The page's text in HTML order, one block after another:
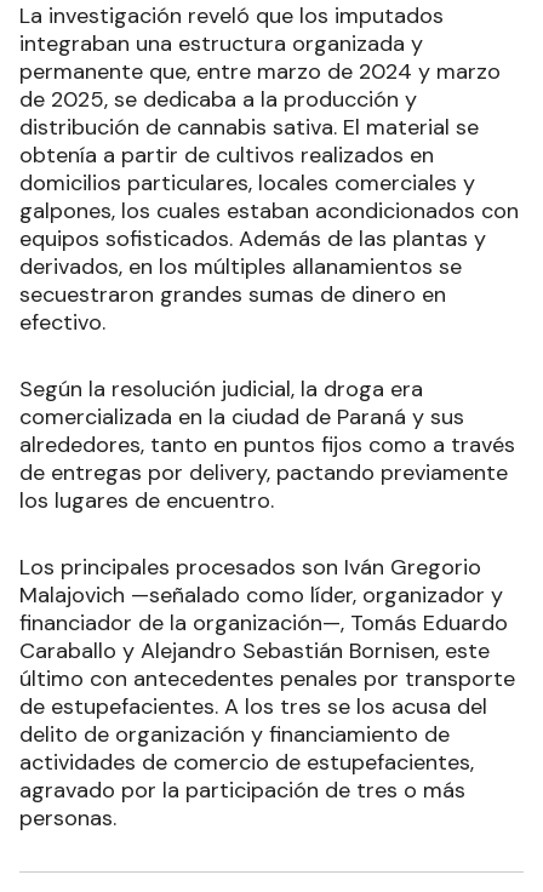
La investigación reveló que los imputados
integraban una estructura organizada y
permanente que, entre marzo de 2024 y marzo
de 2025, se dedicaba a la producción y
distribución de cannabis sativa. El material se
obtenía a partir de cultivos realizados en
domicilios particulares, locales comerciales y
galpones, los cuales estaban acondicionados con
equipos sofisticados. Además de las plantas y
derivados, en los múltiples allanamientos se
secuestraron grandes sumas de dinero en
efectivo.
Según la resolución judicial, la droga era
comercializada en la ciudad de Paraná y sus
alrededores, tanto en puntos fijos como a través
de entregas por delivery, pactando previamente
los lugares de encuentro.
Los principales procesados son Iván Gregorio
Malajovich —señalado como líder, organizador y
financiador de la organización—, Tomás Eduardo
Caraballo y Alejandro Sebastián Bornisen, este
último con antecedentes penales por transporte
de estupefacientes. A los tres se los acusa del
delito de organización y financiamiento de
actividades de comercio de estupefacientes,
agravado por la participación de tres o más
personas.